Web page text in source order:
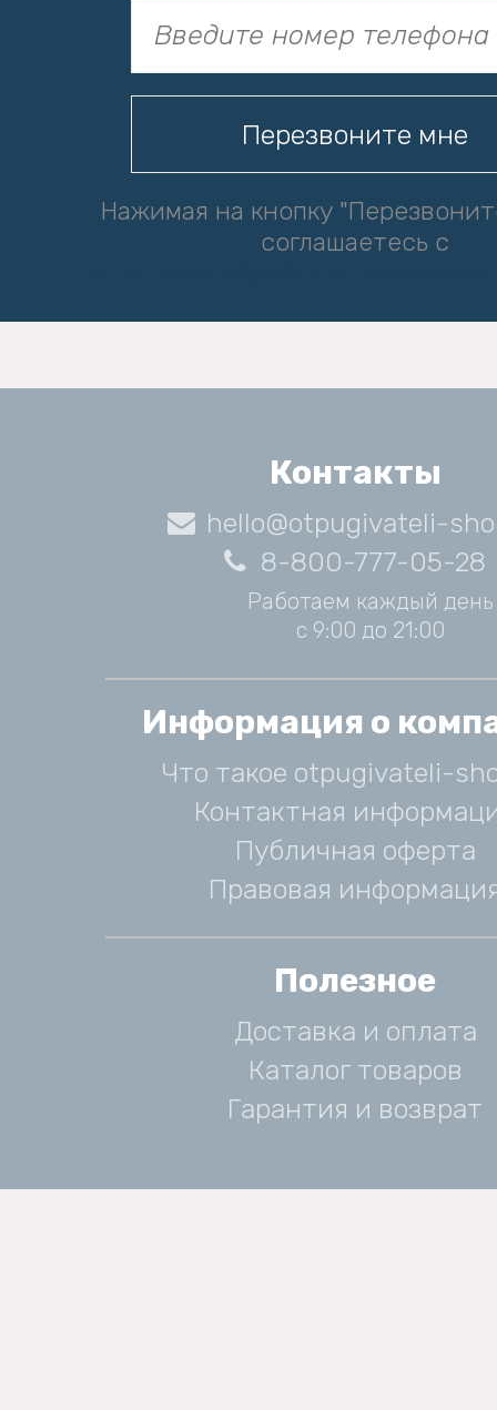
Нажимая на кнопку
соглашаетесь с
Контакты
hello@otpugivateli-
8-800-777-05-28
Работаем каждый день
с 9:00 до 21:00
Информация о
Что такое otpugivateli-
Контактная
Публичная оферта
Правовая
Полезное
Доставка и оплата
Каталог товаров
Гарантия и возврат